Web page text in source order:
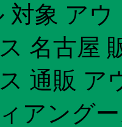
対象 ア
名古屋
通販 ア
アング